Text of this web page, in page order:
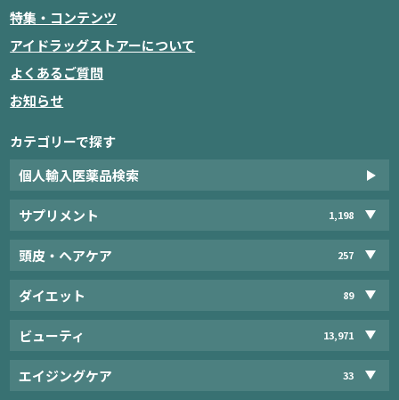
特集・コンテンツ
アイドラッグストアーについて
よくあるご質問
お知らせ
カテゴリーで探す
個人輸入医薬品検索
サプリメント 1,198
頭皮・ヘアケア 257
ダイエット 89
ビューティ 13,971
エイジングケア 33